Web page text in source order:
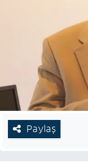
Paylaş